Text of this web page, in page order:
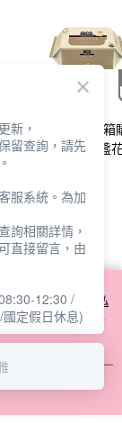
【廠商直送】(箱
RICO baby金盞
詳情，及若您不希
請參閱本網站「
隱私
本公司得按本網站使
新，
留查詢，請先
服系統。為加
詢相關詳情，
直接留言，由
12:30 /
定假日休息)